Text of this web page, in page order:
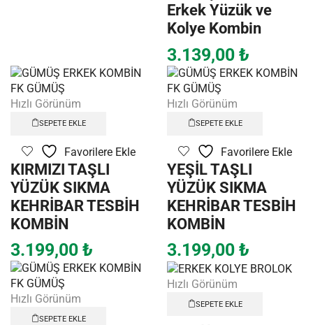
Erkek Yüzük ve
Kolye Kombin
3.139,00 ₺
Hızlı Görünüm
SEPETE EKLE
Favorilere Ekle
KIRMIZI TAŞLI
YÜZÜK SIKMA
KEHRİBAR TESBİH
KOMBİN
3.199,00 ₺
Hızlı Görünüm
SEPETE EKLE
Favorilere Ekle
YEŞİL TAŞLI
YÜZÜK SIKMA
KEHRİBAR TESBİH
KOMBİN
3.199,00 ₺
Hızlı Görünüm
SEPETE EKLE
Hızlı Görünüm
SEPETE EKLE